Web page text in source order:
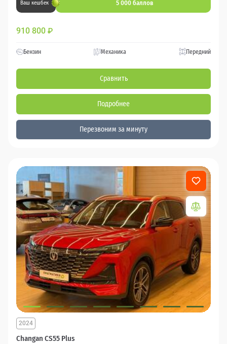
Ваш кешбек 5 000 баллов
910 800 ₽
Бензин Механика Передний
Сравнить
Подробнее
Перезвоним за минуту
Changan CS55 Plus
2024